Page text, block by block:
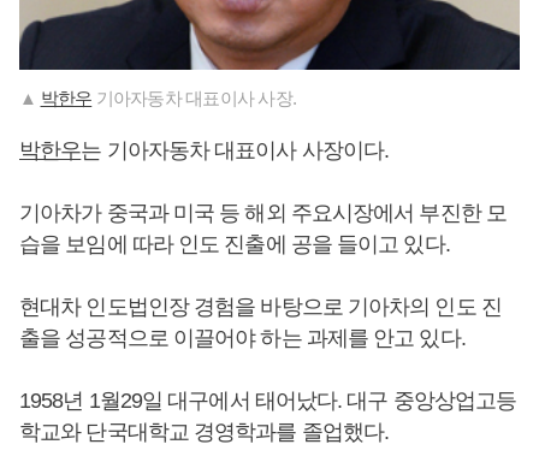
▲ 박한우 기아자동차 대표이사 사장.
박한우는 기아자동차 대표이사 사장이다.
기아차가 중국과 미국 등 해외 주요시장에서 부진한 모
습을 보임에 따라 인도 진출에 공을 들이고 있다.
현대차 인도법인장 경험을 바탕으로 기아차의 인도 진
출을 성공적으로 이끌어야 하는 과제를 안고 있다.
1958년 1월29일 대구에서 태어났다. 대구 중앙상업고등
학교와 단국대학교 경영학과를 졸업했다.